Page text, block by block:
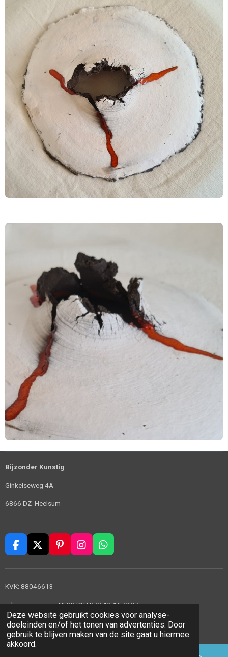
Deze website gebruikt cookies voor analyse-
doeleinden en/of het tonen van advertenties. Door
gebruik te blijven maken van de site gaat u hiermee
akkoord.
Bijzonder Kunstig
Ginkelseweg 4A
6866 DZ Heelsum
F
a
c
b
o
k
X
P
i
n
e
s
t
I
n
s
r
a
m
W
h
a
p
p
KVK: 88046613
rekeningnummer: NL88 KNAB 0513 1678 97
© 2022 - 2026 Bijzonder Kunstig
Powered byJouwWeb